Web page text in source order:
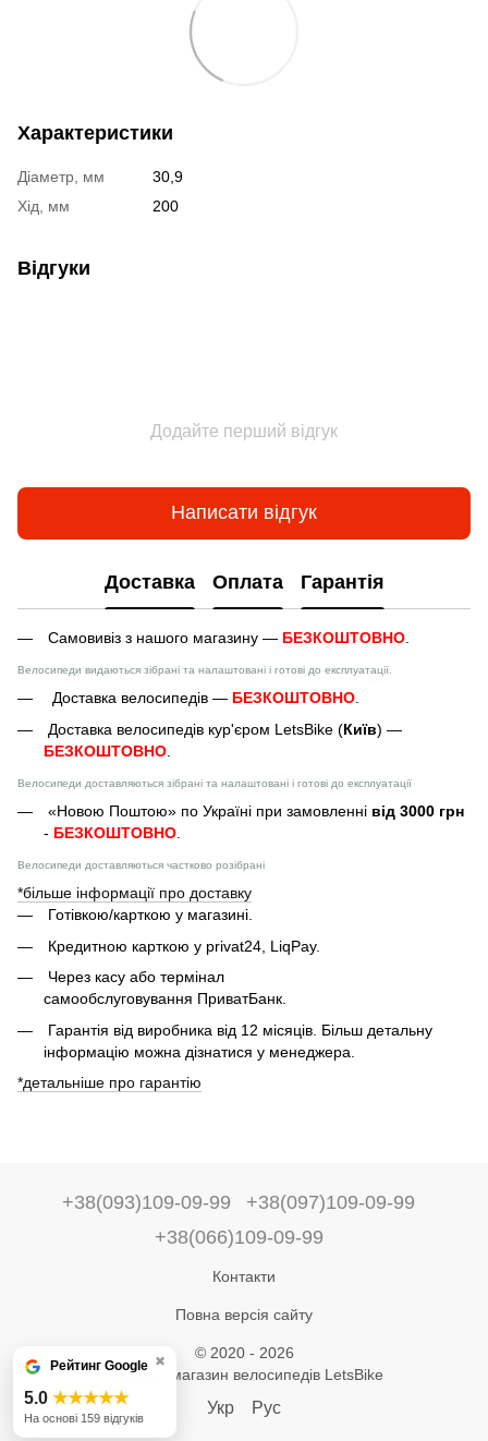
Характеристики
Діаметр, мм
30,9
Хід, мм
200
Відгуки
Додайте перший відгук
Написати відгук
Доставка Оплата Гарантія
Самовивіз з нашого магазину — БЕЗКОШТОВНО
Велосипеди видаються зібрані та налаштовані і готові до експлуатації.
Доставка велосипедів — БЕЗКОШТОВНО.
Доставка велосипедів кур'єром LetsBike (Київ) —
БЕЗКОШТОВНО
Велосипеди доставляються зібрані та налаштовані і готові до експлуатації
«Новою Поштою» по Україні при замовленні від 3000 грн
- БЕЗКОШТОВНО
Велосипеди доставляються частково розібрані
*більше інформації про доставку
Готівкою/карткою у магазині.
Кредитною карткою у privat24, LiqPay.
Через касу або термінал
самообслуговування ПриватБанк.
Гарантія від виробника від 12 місяців. Більш детальну
інформацію можна дізнатися у менеджера.
*детальніше про гарантію
+38(093)109-09-99
+38(097)109-09-99
+38(066)109-09-99
Контакти
Повна версія сайту
© 2020 - 2026
Інтернет-магазин велосипедів LetsBike
Укр Рус
✖
Рейтинг Google
5.0 ★★★★★
На основі 159 відгуків